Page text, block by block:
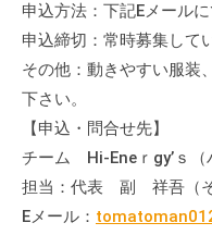
申込方法：下記Eメール
申込締切：常時募集して
その他：動きやすい服装
下さい。
【申込・問合せ先】
チーム Hi-Eneｒgy’ｓ
担当：代表 副 祥吾（そ
Eメール：